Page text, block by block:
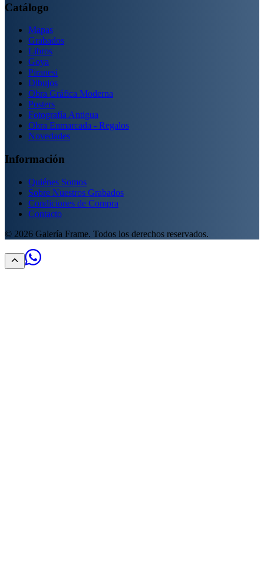
Catálogo
Mapas
Grabados
Libros
Goya
Piranesi
Dibujos
Obra Gráfica Moderna
Posters
Fotografía Antigua
Obra Enmarcada - Regalos
Novedades
Información
Quiénes Somos
Sobre Nuestros Grabados
Condiciones de Compra
Contacto
© 2026 Galería Frame. Todos los derechos reservados.